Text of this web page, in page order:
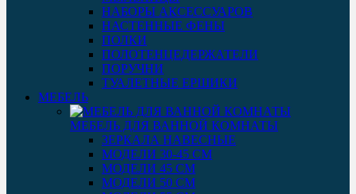
НАБОРЫ АКСЕССУАРОВ
НАСТЕННЫЕ ФЕНЫ
ПОЛКИ
ПОЛОТЕНЦЕДЕРЖАТЕЛИ
ПОРУЧНИ
ТУАЛЕТНЫЕ ЕРШИКИ
МЕБЕЛЬ
МЕБЕЛЬ ДЛЯ ВАННОЙ КОМНАТЫ
ЗЕРКАЛА НАВЕСНЫЕ
МОДЕЛИ 30-45 СМ
МОДЕЛИ 45 СМ
МОДЕЛИ 50 СМ